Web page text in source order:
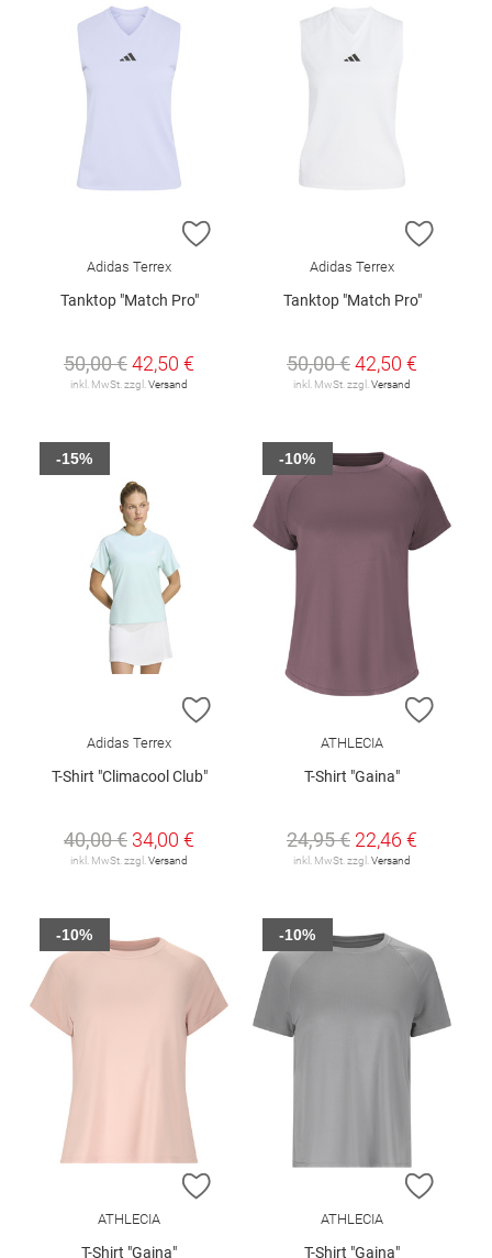
ZUR WUNSCHLISTE HINZUFÜGEN
Adidas Terrex
Tanktop "Match Pro"
50,00 €42,50 €
inkl. MwSt. zzgl. Versand
ZUR
Adidas Terrex
Tanktop "Match Pro"
50,00 €42,50 €
inkl. MwSt. zzgl. Versand
ZUR WUNSCHLISTE HINZUFÜGEN
Adidas Terrex
T-Shirt "Climacool Club"
40,00 € 34,00 €
inkl. MwSt. zzgl. Versand
-15%
ZUR
ATHLECIA
T-Shirt "Gaina"
24,95 € 22,46 €
inkl. MwSt. zzgl. Versand
-10%
ZUR WUNSCHLISTE HINZUFÜGEN
ATHLECIA
T-Shirt "Gaina"
-10%
ZUR
ATHLECIA
T-Shirt "Gaina"
-10%